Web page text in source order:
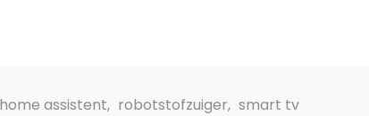
home assistent, robotstofzuiger, smart tv